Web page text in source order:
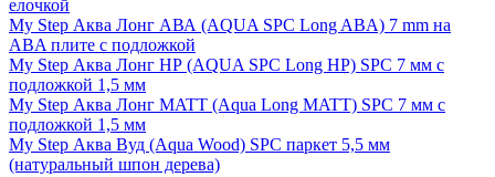
елочкой
My Step Аква Лонг АВА (AQUA SPC Long ABA) 7 mm на
ABA плите с подложкой
My Step Аква Лонг НР (AQUA SPC Long HP) SPC 7 мм с
подложкой 1,5 мм
My Step Аква Лонг MATT (Aqua Long MATT) SPC 7 мм с
подложкой 1,5 мм
My Step Аква Вуд (Aqua Wood) SPC паркет 5,5 мм
(натуральный шпон дерева)